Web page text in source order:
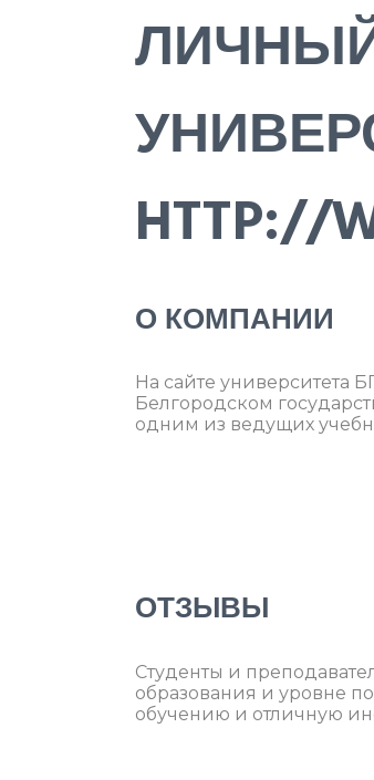
HTTP://
О КОМПАНИИ
На сайте
Белгородском
одним из ведущих
ОТЗЫВЫ
Студенты и
образования и уровне
обучению и отличную